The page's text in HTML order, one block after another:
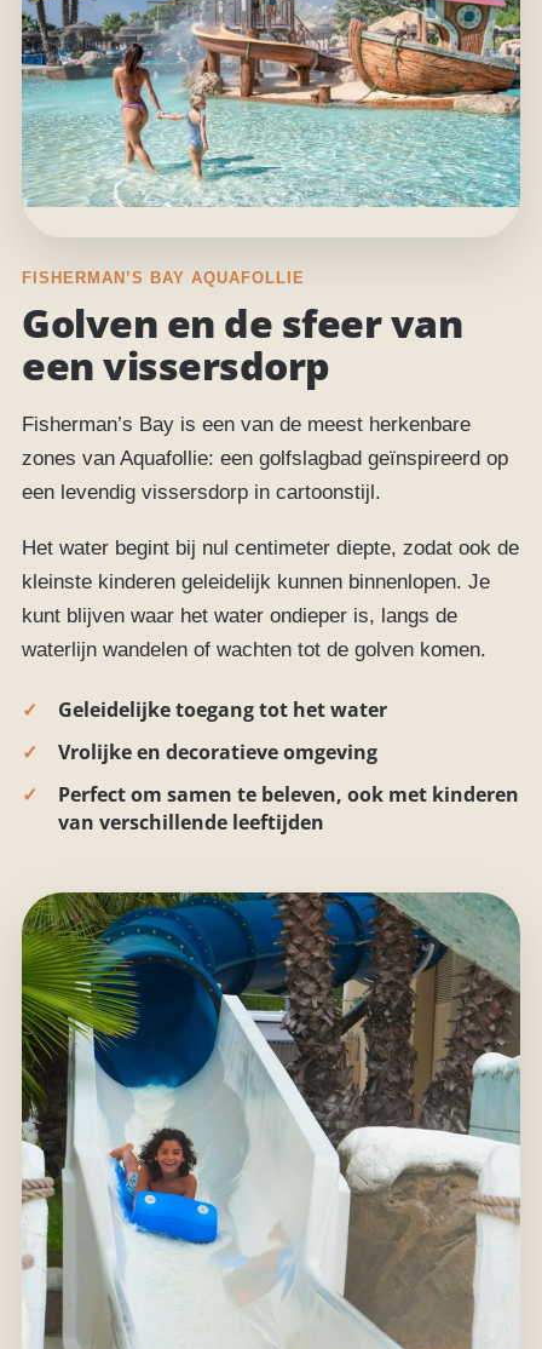
FISHERMAN’S BAY AQUAFOLLIE
Golven en de sfeer van
een vissersdorp
Fisherman’s Bay is een van de meest herkenbare
zones van Aquafollie: een golfslagbad geïnspireerd op
een levendig vissersdorp in cartoonstijl.
Het water begint bij nul centimeter diepte, zodat ook de
kleinste kinderen geleidelijk kunnen binnenlopen. Je
kunt blijven waar het water ondieper is, langs de
waterlijn wandelen of wachten tot de golven komen.
Geleidelijke toegang tot het water
Vrolijke en decoratieve omgeving
Perfect om samen te beleven, ook met kinderen
van verschillende leeftijden